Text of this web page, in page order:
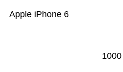
Apple iPhone 6
1000